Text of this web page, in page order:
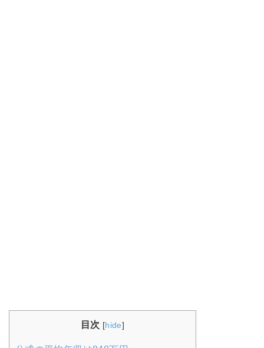
目次 [hide]